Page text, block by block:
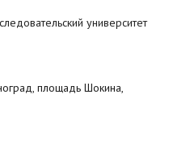
университет
площадь Шокина,